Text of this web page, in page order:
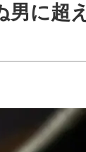
男に超え